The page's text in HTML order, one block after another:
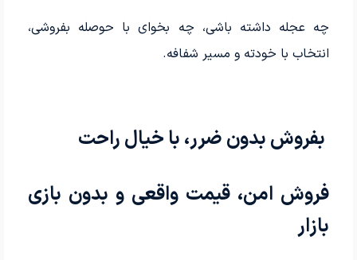
چه عجله داشته باشی، چه بخوای با حوصله بفروشی،
انتخاب با خودته و مسیر شفافه.
بفروش بدون ضرر، با خیال راحت
فروش امن، قیمت واقعی و بدون بازی
بازار